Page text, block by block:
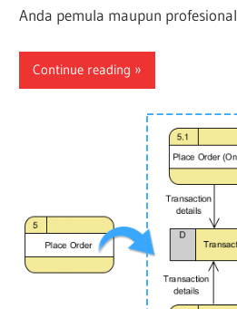
Anda pemula maupun profesional
Continue reading